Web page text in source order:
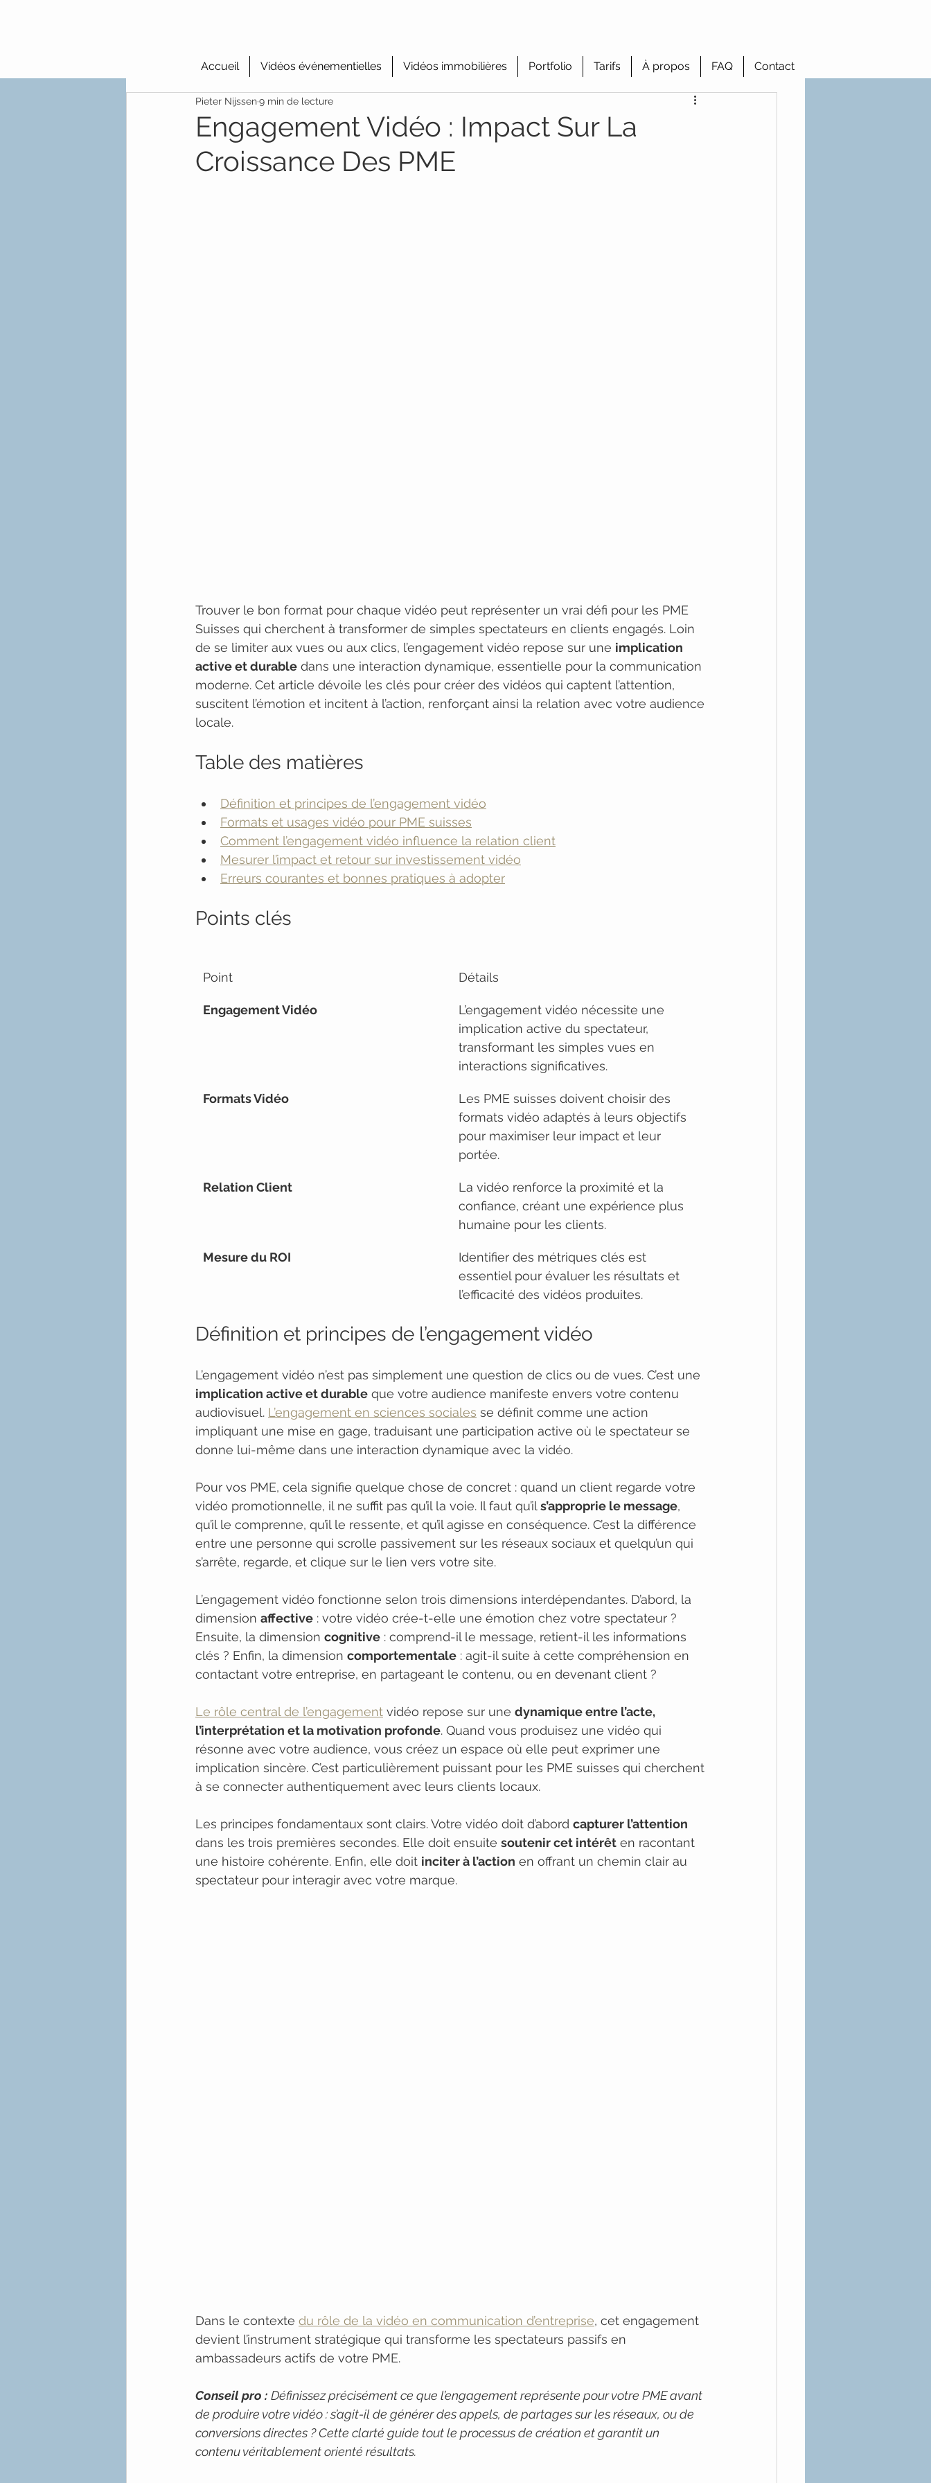
Accueil Vidéos événementielles Vidéos immobilières Portfolio Tarifs À propos FAQ Contact
Engagement Vidéo : Impact Sur La
Croissance Des PME
Pieter Nijssen9 min de lecture
Trouver le bon format pour chaque vidéo peut représenter un vrai défi pour les PME
Suisses qui cherchent à transformer de simples spectateurs en clients engagés. Loin
de se limiter aux vues ou aux clics, l’engagement vidéo repose sur une implication
active et durable dans une interaction dynamique, essentielle pour la communication
moderne. Cet article dévoile les clés pour créer des vidéos qui captent l’attention,
suscitent l’émotion et incitent à l’action, renforçant ainsi la relation avec votre audience
locale.
Table des matières
Définition et principes de l’engagement vidéo
Formats et usages vidéo pour PME suisses
Comment l’engagement vidéo influence la relation client
Mesurer l’impact et retour sur investissement vidéo
Erreurs courantes et bonnes pratiques à adopter
Points clés
Point Détails
Engagement Vidéo
L’engagement vidéo nécessite une
implication active du spectateur,
transformant les simples vues en
interactions significatives.
Formats Vidéo
Les PME suisses doivent choisir des
formats vidéo adaptés à leurs objectifs
pour maximiser leur impact et leur
portée.
Relation Client
La vidéo renforce la proximité et la
confiance, créant une expérience plus
humaine pour les clients.
Mesure du ROI
Identifier des métriques clés est
essentiel pour évaluer les résultats et
l’efficacité des vidéos produites.
Définition et principes de l’engagement vidéo
L’engagement vidéo n’est pas simplement une question de clics ou de vues. C’est une
implication active et durable que votre audience manifeste envers votre contenu
audiovisuel. L’engagement en sciences sociales se définit comme une action
impliquant une mise en gage, traduisant une participation active où le spectateur se
donne lui-même dans une interaction dynamique avec la vidéo.
Pour vos PME, cela signifie quelque chose de concret : quand un client regarde votre
vidéo promotionnelle, il ne suffit pas qu’il la voie. Il faut qu’il s’approprie le message,
qu’il le comprenne, qu’il le ressente, et qu’il agisse en conséquence. C’est la différence
entre une personne qui scrolle passivement sur les réseaux sociaux et quelqu’un qui
s’arrête, regarde, et clique sur le lien vers votre site.
L’engagement vidéo fonctionne selon trois dimensions interdépendantes. D’abord, la
dimension affective : votre vidéo crée-t-elle une émotion chez votre spectateur ?
Ensuite, la dimension cognitive : comprend-il le message, retient-il les informations
clés ? Enfin, la dimension comportementale : agit-il suite à cette compréhension en
contactant votre entreprise, en partageant le contenu, ou en devenant client ?
Le rôle central de l’engagement vidéo repose sur une dynamique entre l’acte,
l’interprétation et la motivation profonde. Quand vous produisez une vidéo qui
résonne avec votre audience, vous créez un espace où elle peut exprimer une
implication sincère. C’est particulièrement puissant pour les PME suisses qui cherchent
à se connecter authentiquement avec leurs clients locaux.
Les principes fondamentaux sont clairs. Votre vidéo doit d’abord capturer l’attention
dans les trois premières secondes. Elle doit ensuite soutenir cet intérêt en racontant
une histoire cohérente. Enfin, elle doit inciter à l’action en offrant un chemin clair au
spectateur pour interagir avec votre marque.
Dans le contexte du rôle de la vidéo en communication d’entreprise, cet engagement
devient l’instrument stratégique qui transforme les spectateurs passifs en
ambassadeurs actifs de votre PME.
Conseil pro : Définissez précisément ce que l’engagement représente pour votre PME avant
de produire votre vidéo : s’agit-il de générer des appels, de partages sur les réseaux, ou de
conversions directes ? Cette clarté guide tout le processus de création et garantit un
contenu véritablement orienté résultats.